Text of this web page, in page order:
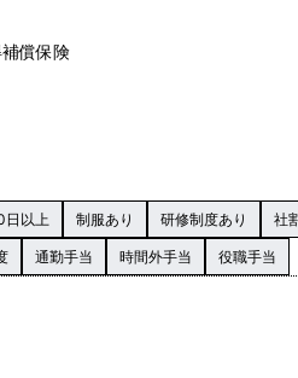
償保険
日以上 制服あり 研修制度あり 社
通勤手当 時間外手当 役職手当